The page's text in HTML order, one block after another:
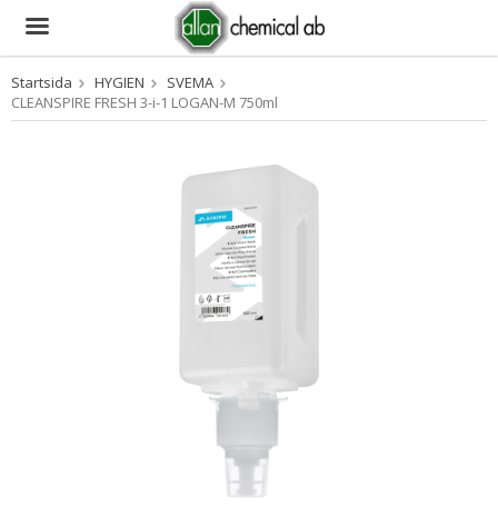
Produkten har blivit tillagd i varukorgen
Startsida HYGIEN
SVEMA
CLEANSPIRE FRESH 3-i-1 LOGAN-M 750ml